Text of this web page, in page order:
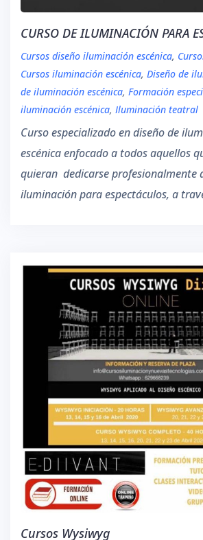
CURSO DE ILUMINACIÓN PARA
Cursos diseño iluminación escénica,
Cursos iluminación escénica, Diseño de
de iluminación escénica, Formación
iluminación escénica, Iluminación teatral
Curso especializado en diseño de
escénica enfocado a todos aquellos
quieran dedicarse profesionalmente
iluminación para espectáculos, a
Cursos Wysiwyg